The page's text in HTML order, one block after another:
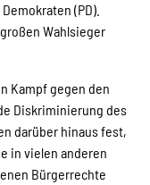
(PD).
Wahlsieger
Kampf gegen den
Diskriminierung des
darüber hinaus fest,
in vielen anderen
Bürgerrechte